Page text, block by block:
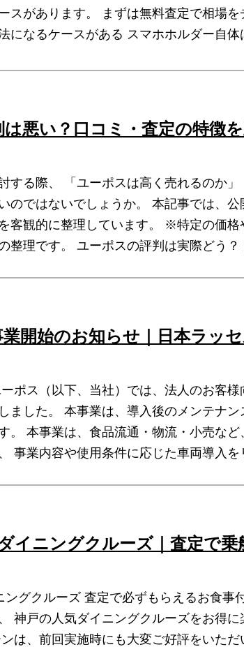
スがあります。 まずは無料査定で相場
になるケースがある スマホホルダー自
悪い？口コミ・査定の特徴
する際、 「ユーポスは高く売れるのか
のではないでしょうか。 本記事では、公
客観的に整理しています。 ※特定の価格
整理です。 ユーポスの評判は実際どう
開始のお知らせ｜日本ラッ
ポス（以下、当社）では、法人のお客
ました。 本事業は、導入後のメンテナ
。 本事業は、食品流通・物流・小売な
事業内容や使用条件に応じた車両導入
イニングクルーズ｜査定で乗
グクルーズ 査定で必ずもらえるお食事
神戸の人気ダイニングクルーズをお得
は、前回実施時にも大変ご好評をいた